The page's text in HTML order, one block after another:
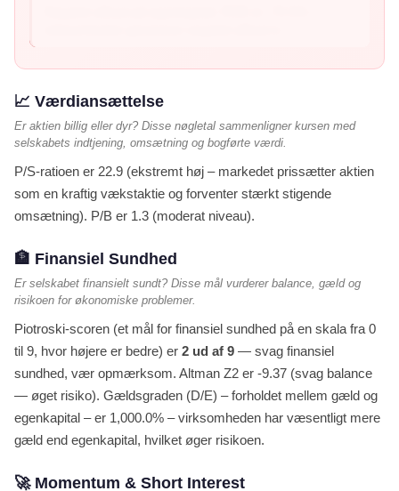
📈 Værdiansættelse
Er aktien billig eller dyr? Disse nøgletal sammenligner kursen med
selskabets indtjening, omsætning og bogførte værdi.
P/S-ratioen er 22.9 (ekstremt høj – markedet prissætter aktien
som en kraftig vækstaktie og forventer stærkt stigende
omsætning). P/B er 1.3 (moderat niveau).
🏦 Finansiel Sundhed
Er selskabet finansielt sundt? Disse mål vurderer balance, gæld og
risikoen for økonomiske problemer.
Piotroski-scoren (et mål for finansiel sundhed på en skala fra 0
til 9, hvor højere er bedre) er 2 ud af 9 — svag finansiel
sundhed, vær opmærksom. Altman Z2 er -9.37 (svag balance
— øget risiko). Gældsgraden (D/E) – forholdet mellem gæld og
egenkapital – er 1,000.0% – virksomheden har væsentligt mere
gæld end egenkapital, hvilket øger risikoen.
🚀 Momentum & Short Interest